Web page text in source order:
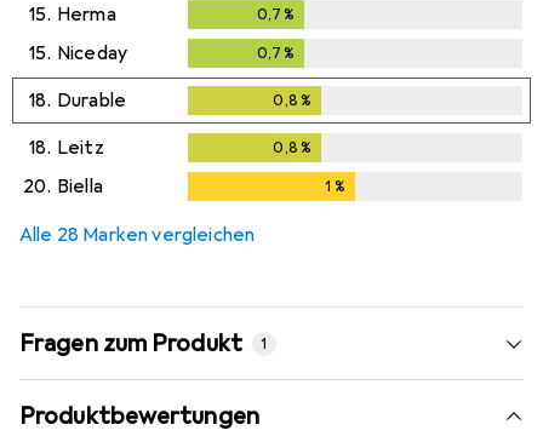
15. Herma 0,7 %
15. Niceday 0,7 %
18. Durable 0,8 %
18. Leitz 0,8 %
20. Biella 1 %
Alle 28 Marken vergleichen
Fragen zum Produkt 1
Produktbewertungen